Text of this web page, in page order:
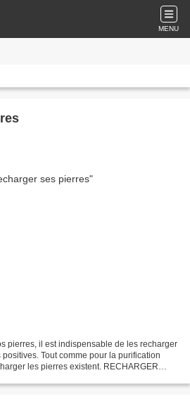
MENU
pierres, il est indispensable de les recharger
Tout comme pour la purification
les pierres existent. RECHARGER